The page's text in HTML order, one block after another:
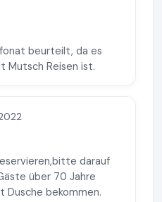
beurteilt, da es
Mutsch Reisen ist.
darauf
über 70 Jahre
Dusche bekommen.